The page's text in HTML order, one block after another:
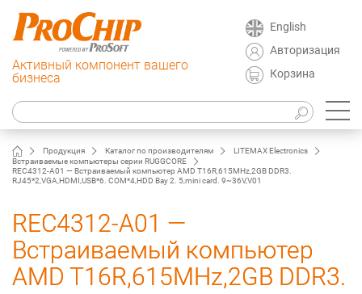
Активный компонент вашего
бизнеса
English
Авторизация
Корзина
Продукция Каталог по производителям
LITEMAX Electronics
Встраиваемые компьютеры серии RUGGCORE
REC4312-A01 — Встраиваемый компьютер AMD T16R,615MHz,2GB DDR3.
RJ45*2,VGA,HDMI,USB*6. COM*4,HDD Bay 2. 5,mini card. 9~36V,V01
REC4312-A01 —
Встраиваемый компьютер
AMD T16R,615MHz,2GB DDR3.